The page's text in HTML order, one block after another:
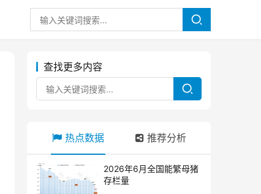
查找更多内容
热点数据 推荐分析
2026年6月全国能繁母猪
存栏量